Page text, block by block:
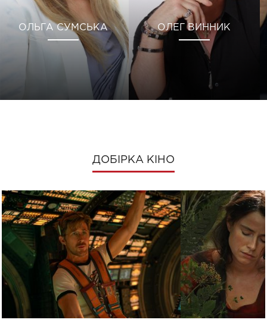
ОЛЬГА СУМСЬКА ОЛЕГ ВИННИК
ДОБІРКА КІНО